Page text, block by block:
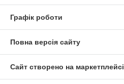
Графік роботи
Повна версія сайту
Сайт створено на маркетплейсі